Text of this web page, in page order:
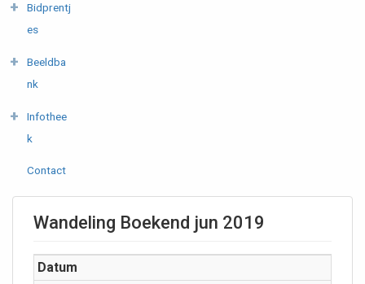
Bidprentj
es
Beeldba
nk
Infothee
k
Contact
Wandeling Boekend jun 2019
Datum